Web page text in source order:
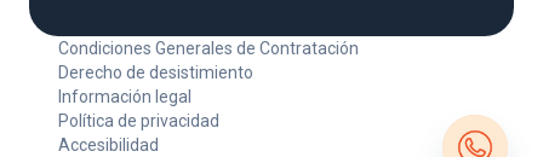
Condiciones Generales de Contratación
Derecho de desistimiento
Información legal
Política de privacidad
Accesibilidad